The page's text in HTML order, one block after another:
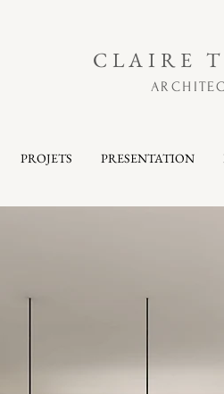
CLAIRE
PROJETS PRESENTATION